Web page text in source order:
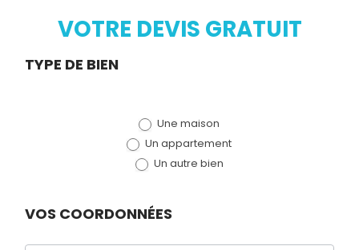
VOTRE DEVIS GRATUIT
Demande
TYPE DE BIEN
Une maison
Un appartement
Un autre bien
VOS COORDONNÉES